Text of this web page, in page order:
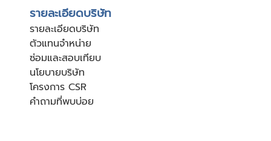
รายละเอียดบริษัท
รายละเอียดบริษัท
ตัวแทนจำหน่าย
ซ่อมและสอบเทียบ
นโยบายบริษัท
โครงการ CSR
คำถามที่พบบ่อย